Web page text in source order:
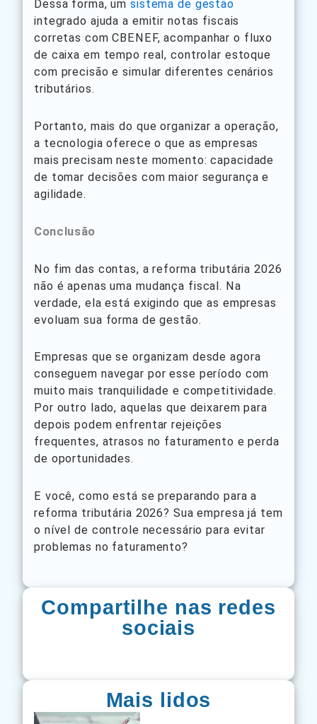
Dessa forma, umsistema de gestão
integrado ajuda a emitir notas fiscais
corretas com CBENEF, acompanhar o fluxo
de caixa em tempo real, controlar estoque
com precisão e simular diferentes cenários
tributários.
Portanto, mais do que organizar a operação,
a tecnologia oferece o que as empresas
mais precisam neste momento: capacidade
de tomar decisões com maior segurança e
agilidade.
Conclusão
No fim das contas, a reforma tributária 2026
não é apenas uma mudança fiscal. Na
verdade, ela está exigindo que as empresas
evoluam sua forma de gestão.
Empresas que se organizam desde agora
conseguem navegar por esse período com
muito mais tranquilidade e competitividade.
Por outro lado, aquelas que deixarem para
depois podem enfrentar rejeições
frequentes, atrasos no faturamento e perda
de oportunidades.
E você, como está se preparando para a
reforma tributária 2026? Sua empresa já tem
o nível de controle necessário para evitar
problemas no faturamento?
Compartilhe nas redes
sociais
Mais lidos